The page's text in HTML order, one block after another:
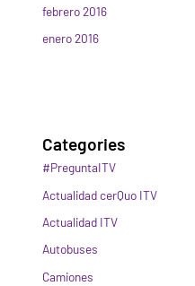
febrero 2016
enero 2016
Categories
#PreguntaITV
Actualidad cerQuo ITV
Actualidad ITV
Autobuses
Camiones